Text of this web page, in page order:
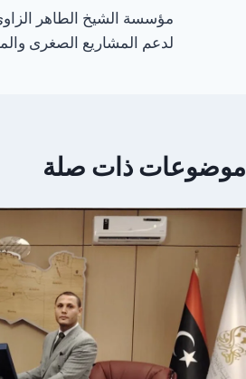
مؤسسة الشيخ الطاهر
لدعم المشاريع الصغرى
موضوعات ذات صلة